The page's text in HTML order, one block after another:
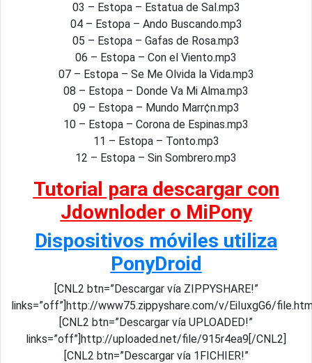
03 – Estopa – Estatua de Sal.mp3
04 – Estopa – Ando Buscando.mp3
05 – Estopa – Gafas de Rosa.mp3
06 – Estopa – Con el Viento.mp3
07 – Estopa – Se Me Olvida la Vida.mp3
08 – Estopa – Donde Va Mi Alma.mp3
09 – Estopa – Mundo Marr¢n.mp3
10 – Estopa – Corona de Espinas.mp3
11 – Estopa – Tonto.mp3
12 – Estopa – Sin Sombrero.mp3
Tutorial para descargar con
Jdownloder o MiPony
Dispositivos móviles utiliza
PonyDroid
[CNL2 btn=”Descargar vía ZIPPYSHARE!”
links=”off”]http://www75.zippyshare.com/v/EiIuxgG6/
[CNL2 btn=”Descargar vía UPLOADED!”
links=”off”]http://uploaded.net/file/915r4ea9[/CNL2]
[CNL2 btn=”Descargar vía 1FICHIER!”